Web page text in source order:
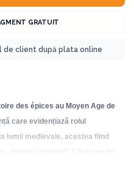
GRATUIT
de client după plata online
des épices au Moyen Age de
care evidențiază rolul
lumii medievale, acestea fiind
până atunci necunoscute,